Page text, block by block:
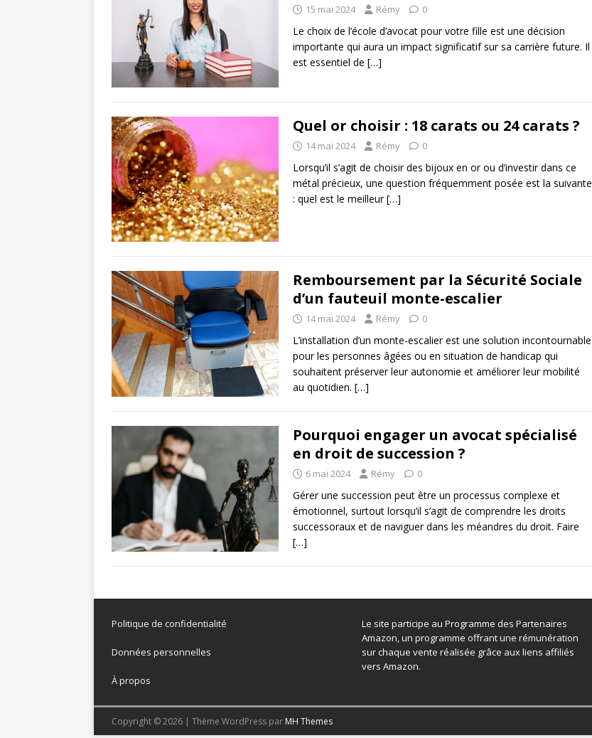
15 mai 2024 Rémy 0
Le choix de l’école d’avocat pour votre fille est une décision
importante qui aura un impact significatif sur sa carrière future. Il
est essentiel de […]
Quel or choisir : 18 carats ou 24 carats ?
14 mai 2024 Rémy 0
Lorsqu’il s’agit de choisir des bijoux en or ou d’investir dans ce
métal précieux, une question fréquemment posée est la suivante
: quel est le meilleur[…]
Remboursement par la Sécurité Sociale
d’un fauteuil monte-escalier
14 mai 2024 Rémy 0
L’installation d’un monte-escalier est une solution incontournable
pour les personnes âgées ou en situation de handicap qui
souhaitent préserver leur autonomie et améliorer leur mobilité
au quotidien. […]
Pourquoi engager un avocat spécialisé
en droit de succession ?
6 mai 2024 Rémy 0
Gérer une succession peut être un processus complexe et
émotionnel, surtout lorsqu’il s’agit de comprendre les droits
successoraux et de naviguer dans les méandres du droit. Faire
[…]
Politique de confidentialité
Données personnelles
À propos
Le site participe au Programme des Partenaires
Amazon, un programme offrant une rémunération
sur chaque vente réalisée grâce aux liens affiliés
vers Amazon.
Copyright © 2026 | Thème WordPress par MH Themes